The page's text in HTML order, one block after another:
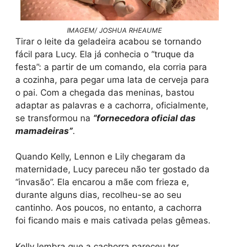
IMAGEM/ JOSHUA RHEAUME
Tirar o leite da geladeira acabou se tornando
fácil para Lucy. Ela já conhecia o “truque da
festa”: a partir de um comando, ela corria para
a cozinha, para pegar uma lata de cerveja para
o pai. Com a chegada das meninas, bastou
adaptar as palavras e a cachorra, oficialmente,
se transformou na “fornecedora oficial das
mamadeiras”.
Quando Kelly, Lennon e Lily chegaram da
maternidade, Lucy pareceu não ter gostado da
“invasão”. Ela encarou a mãe com frieza e,
durante alguns dias, recolheu-se ao seu
cantinho. Aos poucos, no entanto, a cachorra
foi ficando mais e mais cativada pelas gêmeas.